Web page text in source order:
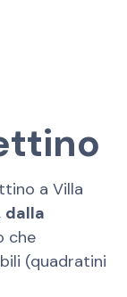
a Villa
dalla
che
(quadratini